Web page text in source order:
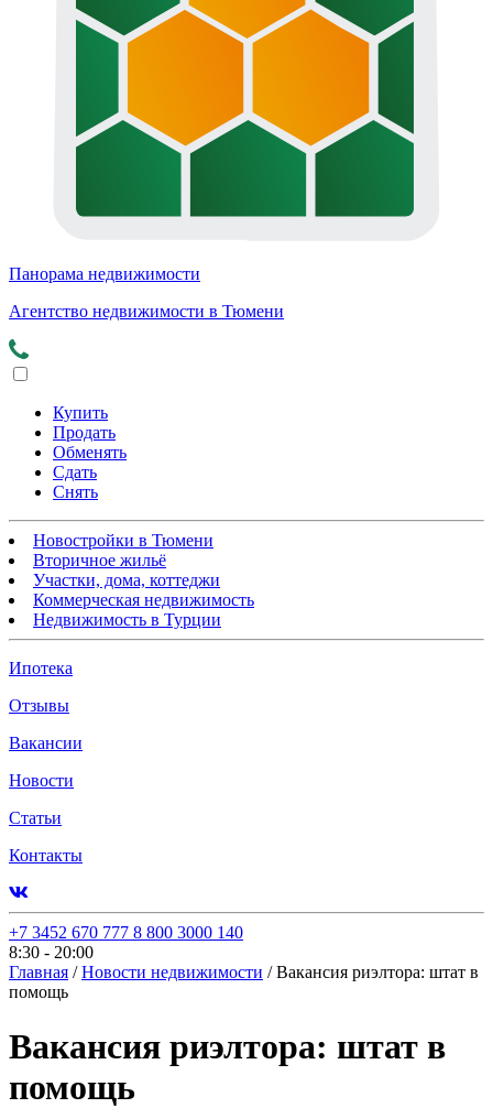
Панорама недвижимости
Агентство недвижимости в Тюмени
Купить
Продать
Обменять
Сдать
Снять
Новостройки в Тюмени
Вторичное жильё
Участки, дома, коттеджи
Коммерческая недвижимость
Недвижимость в Турции
Ипотека
Отзывы
Вакансии
Новости
Статьи
Контакты
+7 3452 670 777 8 800 3000 140
8:30 - 20:00
Главная / Новости недвижимости / Вакансия риэлтора: штат в
помощь
Вакансия риэлтора: штат в
помощь